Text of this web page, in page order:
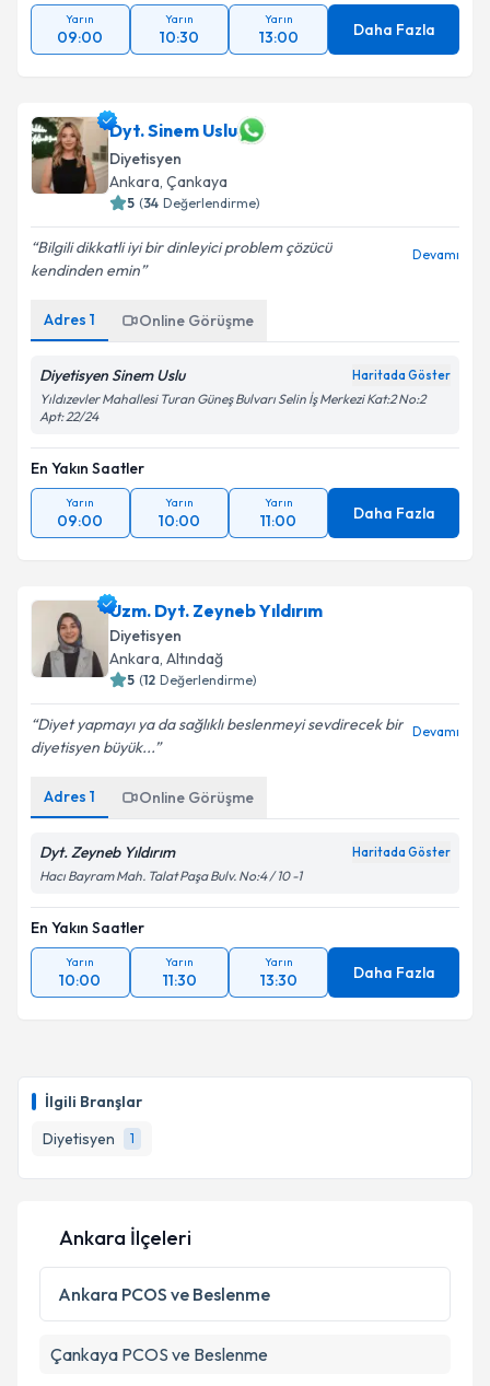
İlgili Branşlar
Diyetisyen
1
Yarın
09:00
Yarın
10:30
Yarın
13:00 Daha Fazla
Dyt. Sinem Uslu
Diyetisyen
Ankara, Çankaya
5 (34 Değerlendirme)
Bilgili dikkatli iyi bir dinleyici problem çözücü
kendinden emin
Devamı
Adres 1 Online Görüşme
Diyetisyen Sinem Uslu Haritada Göster
Yıldızevler Mahallesi Turan Güneş Bulvarı Selin İş Merkezi Kat:2 No:2
Apt: 22/24
En Yakın Saatler
Yarın
09:00
Yarın
10:00
Yarın
11:00 Daha Fazla
Uzm. Dyt. Zeyneb Yıldırım
Diyetisyen
Ankara, Altındağ
5 (12 Değerlendirme)
Diyet yapmayı ya da sağlıklı beslenmeyi sevdirecek bir
diyetisyen büyük...
Devamı
Adres 1 Online Görüşme
Dyt. Zeyneb Yıldırım Haritada Göster
Hacı Bayram Mah. Talat Paşa Bulv. No:4 / 10 -1
En Yakın Saatler
Yarın
10:00
Yarın
11:30
Yarın
13:30 Daha Fazla
Ankara İlçeleri
Ankara PCOS ve Beslenme
Çankaya PCOS ve Beslenme